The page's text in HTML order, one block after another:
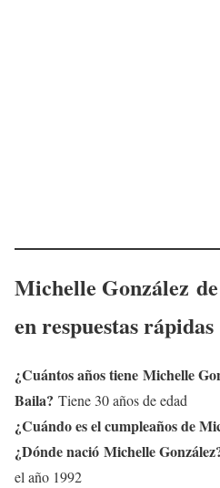
Michelle González
en respuestas rápidas
¿Cuántos años tiene Michelle
Baila? Tiene 30 años de edad
¿Cuándo es el cumpleaños de
¿Dónde nació Michelle González
el año 1992